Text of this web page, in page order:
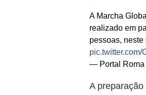
A Marcha
realizado em
pessoas,
pic.twitter.com/
— Portal Roma
A